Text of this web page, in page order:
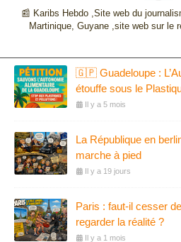
📰 Karibs Hebdo ,Site web du
Martinique, Guyane ,site web sur le
🇬🇵 Guadeloupe :
étouffe sous le
Il y a 5 mois
La République en
marche à pied
Il y a 19 jours
Paris : faut-il cesser
regarder la réalité ?
Il y a 1 mois